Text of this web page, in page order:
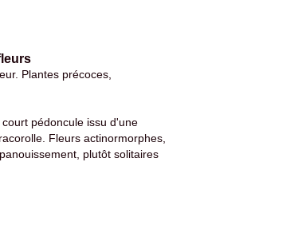
Plantes précoces,
pédoncule issu d'une
Fleurs actinormorphes,
plutôt solitaires